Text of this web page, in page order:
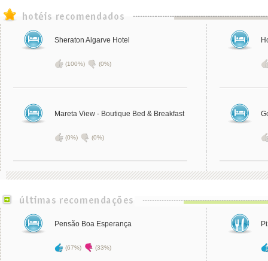
Sheraton Algarve Hotel
(100%) (0%)
Mareta View - Boutique Bed & Breakfast
(0%) (0%)
Pensão Boa Esperança
(67%) (33%)